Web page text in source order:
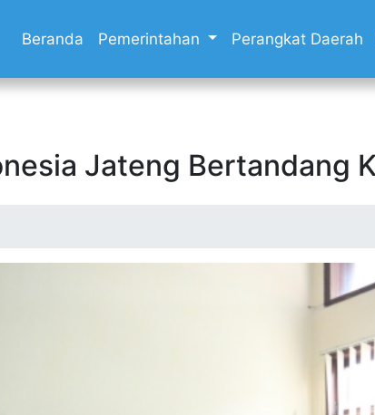
Beranda Pemerintahan Perangkat Daerah
Jateng Bertandang